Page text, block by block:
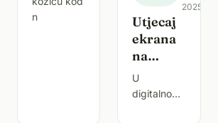
n
2025.
Utjecaj
ekrana
na
razvoj
djece –
U
digitalnom